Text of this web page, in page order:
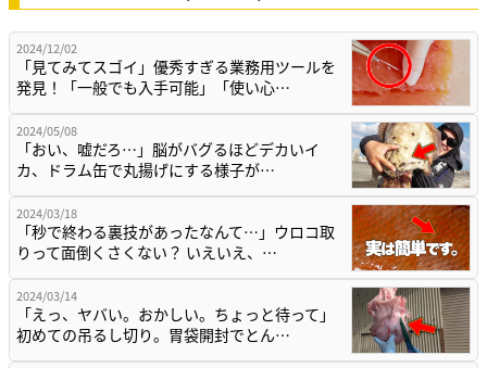
2024/12/02
「見てみてスゴイ」優秀すぎる業務用ツールを
発見！「一般でも入手可能」「使い心…
2024/05/08
「おい、嘘だろ…」脳がバグるほどデカいイ
カ、ドラム缶で丸揚げにする様子が…
2024/03/18
「秒で終わる裏技があったなんて…」ウロコ取
りって面倒くさくない？ いえいえ、…
2024/03/14
「えっ、ヤバい。おかしい。ちょっと待って」
初めての吊るし切り。胃袋開封でとん…